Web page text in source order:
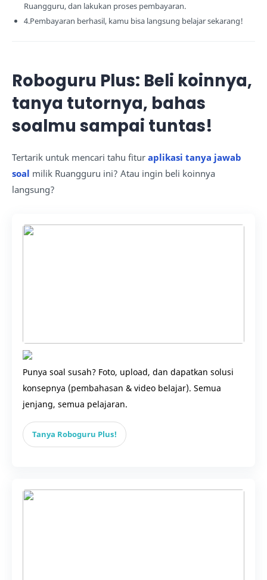
Ruangguru, dan lakukan proses pembayaran.
4.Pembayaran berhasil, kamu bisa langsung belajar sekarang!
Roboguru Plus: Beli koinnya,
tanya tutornya, bahas
soalmu sampai tuntas!
Tertarik untuk mencari tahu fitur aplikasi tanya jawab
soal milik Ruangguru ini? Atau ingin beli koinnya
langsung?
Punya soal susah? Foto, upload, dan dapatkan solusi
konsepnya (pembahasan & video belajar). Semua
jenjang, semua pelajaran.
Tanya Roboguru Plus!